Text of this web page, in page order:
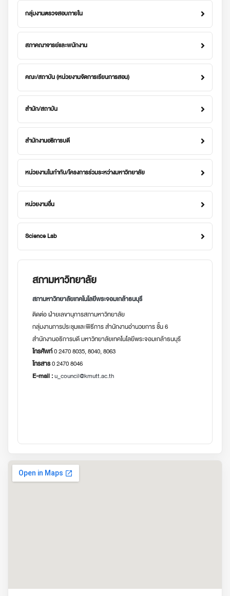
กลุ่มงานตรวจสอบภายใน
สภาคณาจารย์และพนักงาน
คณะ/สถาบัน (หน่วยงานจัดการเรียนการสอน)
สำนัก/สถาบัน
สำนักงานอธิการบดี
หน่วยงานในกำกับ/โครงการร่วมระหว่างมหาวิทยาลัย
หน่วยงานอื่น
Science Lab
สภามหาวิทยาลัย
สภามหาวิทยาลัยเทคโนโลยีพระจอมเกล้าธนบุรี
ติดต่อ ฝ่ายเลขานุการสภามหาวิทยาลัย
กลุ่มงานการประชุมและพิธีการ สำนักงานอำนวยการ ชั้น 6
สำนักงานอธิการบดี มหาวิทยาลัยเทคโนโลยีพระจอมเกล้าธนบุรี
โทรศัพท์0 2470 8035, 8040, 8063
โทรสาร0 2470 8046
E-mail :u_council@kmutt.ac.th